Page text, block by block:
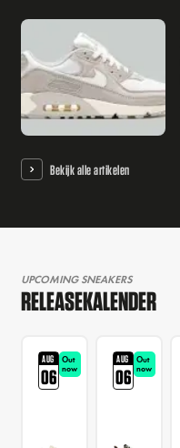
Bekijk alle artikelen
UPCOMING SNEAKERS
RELEASEKALENDER
AUG
06
Out
now
AUG
06
Out
now